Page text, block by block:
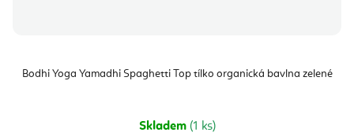
Bodhi Yoga Yamadhi Spaghetti Top tílko organická bavlna zelené
Skladem (1 ks)